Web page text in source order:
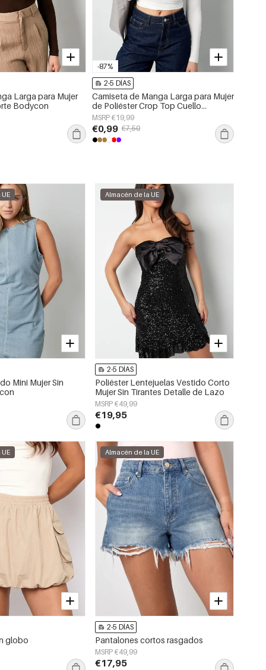
Larga para Mujer
Bodycon
-87%
2-5 DÍAS
Camiseta de Manga Larga para Mujer
de Poliéster Crop Top Cuello
Cuadrado Corte Bodycon
MSRP €19,99
€0,99 €7,50
Mini Mujer Sin
Almacén de la UE
2-5 DÍAS
Poliéster Lentejuelas Vestido Corto
Mujer Sin Tirantes Detalle de Lazo
MSRP €49,99
€19,95
globo
Almacén de la UE
2-5 DÍAS
Pantalones cortos rasgados
MSRP €49,99
€17,95